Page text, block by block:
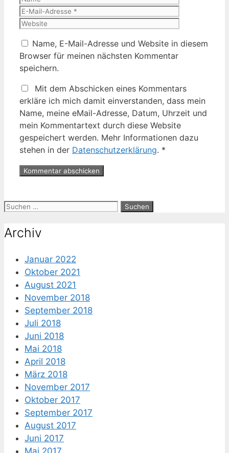
Name, E-Mail-Adresse und Website in diesem
Browser für meinen nächsten Kommentar
speichern.
Mit dem Abschicken eines Kommentars
erkläre ich mich damit einverstanden, dass mein
Name, meine eMail-Adresse, Datum, Uhrzeit und
mein Kommentartext durch diese Website
gespeichert werden. Mehr Informationen dazu
stehen in der Datenschutzerklärung. *
Suche
Archiv
Januar 2022
Oktober 2021
August 2021
November 2018
September 2018
Juli 2018
Juni 2018
Mai 2018
April 2018
März 2018
November 2017
Oktober 2017
September 2017
August 2017
Juni 2017
Mai 2017